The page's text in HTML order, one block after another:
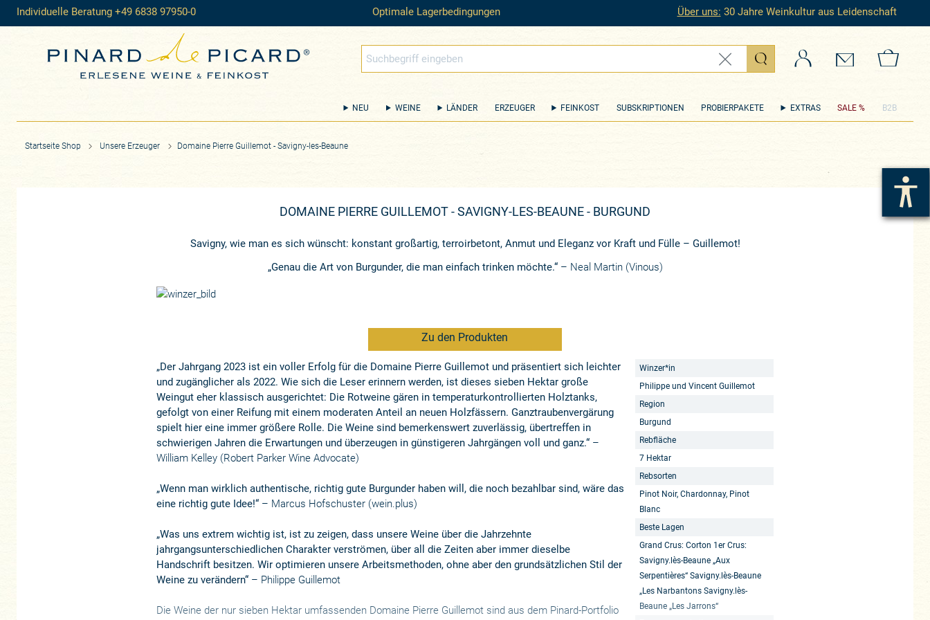
Individuelle Beratung +49 6838 97950-0 Optimale Lagerbedingungen Über uns: 30 Jahre Weinkultur aus Leidenschaft
Login Kontakt
NEU WEINE LÄNDER ERZEUGER FEINKOST SUBSKRIPTIONEN PROBIERPAKETE EXTRAS SALE % B2B
Startseite Shop Unsere Erzeuger ​Domaine Pierre Guillemot - Savigny-les-Beaune
​DOMAINE PIERRE GUILLEMOT - SAVIGNY-LES-BEAUNE - BURGUND
Savigny, wie man es sich wünscht: konstant großartig, terroirbetont, Anmut und Eleganz vor Kraft und Fülle – Guillemot!
„Genau die Art von Burgunder, die man einfach trinken möchte.“– Neal Martin (Vinous)
Zu den Produkten
Winzer*in
Philippe und Vincent Guillemot
Region
Burgund
Rebfläche
7 Hektar
Rebsorten
Pinot Noir, Chardonnay, Pinot
Blanc
Beste Lagen
Grand Crus: Corton 1er Crus:
Savigny.lès-Beaune „Aux
Serpentières“ Savigny.lès-Beaune
„Les Narbantons Savigny.lès-
Beaune „Les Jarrons“
„Der Jahrgang 2023 ist ein voller Erfolg für die Domaine Pierre Guillemot und präsentiert sich leichter
und zugänglicher als 2022. Wie sich die Leser erinnern werden, ist dieses sieben Hektar große
Weingut eher klassisch ausgerichtet: Die Rotweine gären in temperaturkontrollierten Holztanks,
gefolgt von einer Reifung mit einem moderaten Anteil an neuen Holzfässern. Ganztraubenvergärung
spielt hier eine immer größere Rolle. Die Weine sind bemerkenswert zuverlässig, übertreffen in
schwierigen Jahren die Erwartungen und überzeugen in günstigeren Jahrgängen voll und ganz.“ –
William Kelley (Robert Parker Wine Advocate)
„Wenn man wirklich authentische, richtig gute Burgunder haben will, die noch bezahlbar sind, wäre das
eine richtig gute Idee!“ – Marcus Hofschuster (wein.plus)
„Was uns extrem wichtig ist, ist zu zeigen, dass unsere Weine über die Jahrzehnte
jahrgangsunterschiedlichen Charakter verströmen, über all die Zeiten aber immer dieselbe
Handschrift besitzen. Wir optimieren unsere Arbeitsmethoden, ohne aber den grundsätzlichen Stil der
Weine zu verändern“ – Philippe Guillemot
Die Weine der nur sieben Hektar umfassenden Domaine Pierre Guillemot sind aus dem Pinard-Portfolio